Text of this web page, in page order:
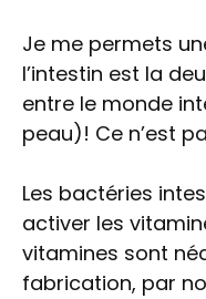
Je me permets
l’intestin est la
entre le monde
peau)! Ce n’est
Les bactéries
activer les
vitamines sont
fabrication, par